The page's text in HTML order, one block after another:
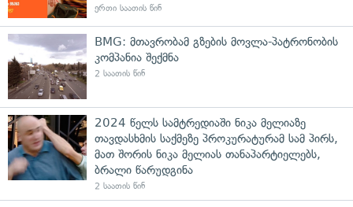
ერთი საათის წინ
BMG: მთავრობამ გზების მოვლა-პატრონობის
კომპანია შექმნა
2 საათის წინ
2024 წელს სამტრედიაში ნიკა მელიაზე
თავდასხმის საქმეზე პროკურატურამ სამ პირს,
მათ შორის ნიკა მელიას თანაპარტიელებს,
ბრალი წარუდგინა
2 საათის წინ